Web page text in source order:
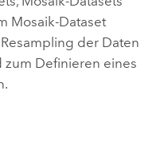
Mosaik-Dataset
der Daten
Definieren eines